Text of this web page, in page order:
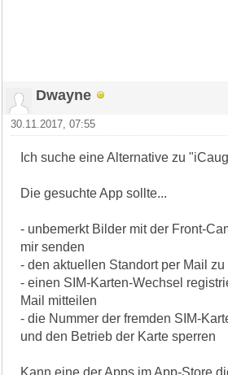
Dwayne
30.11.2017, 07:55
Ich suche eine Alternative zu
Die gesuchte App sollte...
- unbemerkt Bilder mit der Front-
mir senden
- den aktuellen Standort per Mail zu
- einen SIM-Karten-Wechsel
Mail mitteilen
- die Nummer der fremden SIM-
und den Betrieb der Karte sperren
Kann eine der Apps im App-Store